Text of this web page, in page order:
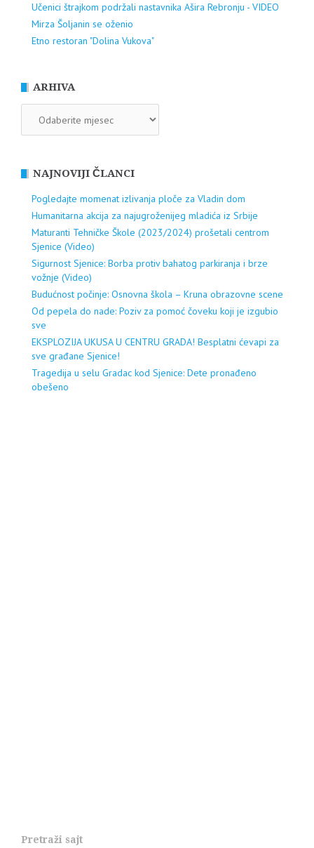
Učenici štrajkom podržali nastavnika Ašira Rebronju - VIDEO
Mirza Šoljanin se oženio
Etno restoran "Dolina Vukova"
ARHIVA
NAJNOVIJI ČLANCI
Pogledajte momenat izlivanja ploče za Vladin dom
Humanitarna akcija za najugroženijeg mladića iz Srbije
Maturanti Tehničke Škole (2023/2024) prošetali centrom
Sjenice (Video)
Sigurnost Sjenice: Borba protiv bahatog parkiranja i brze
vožnje (Video)
Budućnost počinje: Osnovna škola – Kruna obrazovne scene
Od pepela do nade: Poziv za pomoć čoveku koji je izgubio
sve
EKSPLOZIJA UKUSA U CENTRU GRADA! Besplatni ćevapi za
sve građane Sjenice!
Tragedija u selu Gradac kod Sjenice: Dete pronađeno
obešeno
Pretraži sajt